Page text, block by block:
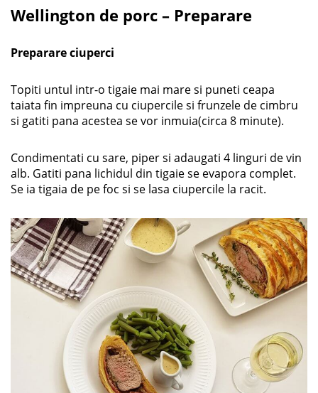
Wellington de porc – Preparare
Preparare ciuperci
Topiti untul intr-o tigaie mai mare si puneti ceapa
taiata fin impreuna cu ciupercile si frunzele de cimbru
si gatiti pana acestea se vor inmuia(circa 8 minute).
Condimentati cu sare, piper si adaugati 4 linguri de vin
alb. Gatiti pana lichidul din tigaie se evapora complet.
Se ia tigaia de pe foc si se lasa ciupercile la racit.